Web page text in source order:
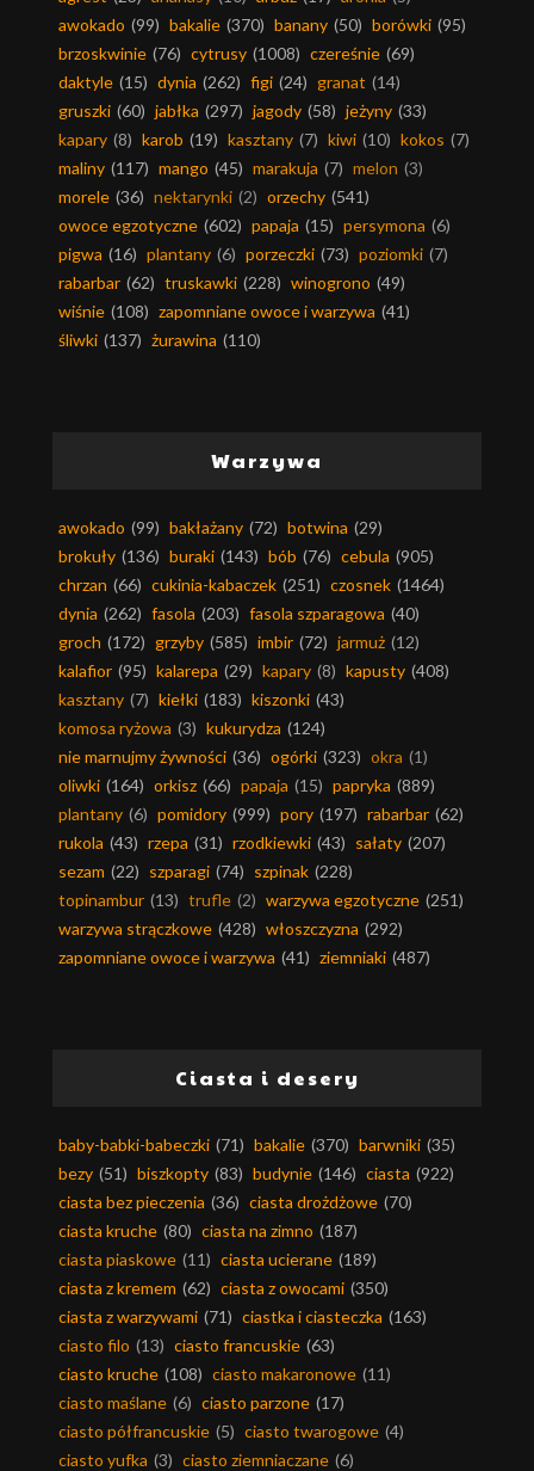
awokado (99) bakalie (370) banany (50) borówki (95)
brzoskwinie (76) cytrusy (1008) czereśnie (69)
daktyle (15) dynia (262) figi (24) granat (14)
gruszki (60) jabłka (297) jagody (58) jeżyny (33)
kapary (8) karob (19) kasztany (7) kiwi (10) kokos (7)
maliny (117) mango (45) marakuja (7) melon (3)
morele (36) nektarynki (2) orzechy (541)
owoce egzotyczne (602) papaja (15) persymona (6)
pigwa (16) plantany (6) porzeczki (73) poziomki (7)
rabarbar (62) truskawki (228) winogrono (49)
wiśnie (108) zapomniane owoce i warzywa (41)
śliwki (137) żurawina (110)
Warzywa
awokado (99) bakłażany (72) botwina (29)
brokuły (136) buraki (143) bób (76) cebula (905)
chrzan (66) cukinia-kabaczek (251) czosnek (1464)
dynia (262) fasola (203) fasola szparagowa (40)
groch (172) grzyby (585) imbir (72) jarmuż (12)
kalafior (95) kalarepa (29) kapary (8) kapusty (408)
kasztany (7) kiełki (183) kiszonki (43)
komosa ryżowa (3) kukurydza (124)
nie marnujmy żywności (36) ogórki (323) okra (1)
oliwki (164) orkisz (66) papaja (15) papryka (889)
plantany (6) pomidory (999) pory (197) rabarbar (62)
rukola (43) rzepa (31) rzodkiewki (43) sałaty (207)
sezam (22) szparagi (74) szpinak (228)
topinambur (13) trufle (2) warzywa egzotyczne (251)
warzywa strączkowe (428) włoszczyzna (292)
zapomniane owoce i warzywa (41) ziemniaki (487)
Ciasta i desery
baby-babki-babeczki (71) bakalie (370) barwniki (35)
bezy (51) biszkopty (83) budynie (146) ciasta (922)
ciasta bez pieczenia (36) ciasta drożdżowe (70)
ciasta kruche (80) ciasta na zimno (187)
ciasta piaskowe (11) ciasta ucierane (189)
ciasta z kremem (62) ciasta z owocami (350)
ciasta z warzywami (71) ciastka i ciasteczka (163)
ciasto filo (13) ciasto francuskie (63)
ciasto kruche (108) ciasto makaronowe (11)
ciasto maślane (6) ciasto parzone (17)
ciasto półfrancuskie (5) ciasto twarogowe (4)
ciasto yufka (3) ciasto ziemniaczane (6)